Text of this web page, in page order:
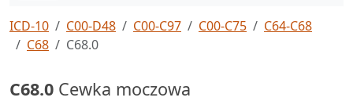
ICD-10 C00-D48 C00-C97 C00-C75
C64-C68
C68
C68.0
C68.0 Cewka moczowa